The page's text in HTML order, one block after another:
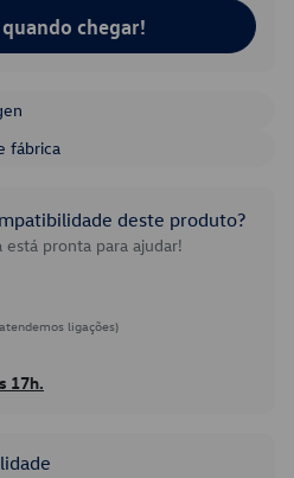
chegar!
fábrica
deste produto?
está pronta para ajudar!
ligações)
17h.